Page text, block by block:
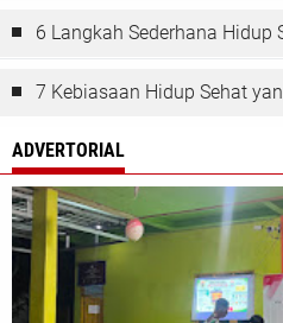
6 Langkah Sederhana Hidup
7 Kebiasaan Hidup Sehat
ADVERTORIAL